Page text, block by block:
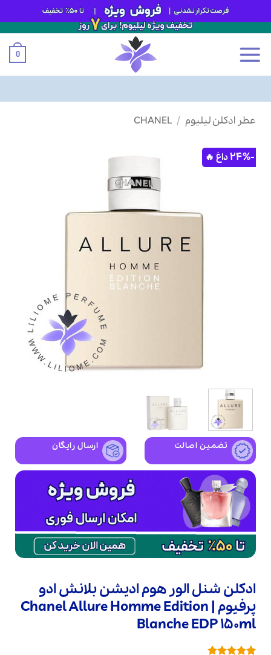
0
عطر ادکلن لیلیوم /
CHANEL
-24%
تضمین اصالت ارسال رایگان
ادکلن شنل الور هوم ادیشن بلانش ادو
پرفیوم | Chanel Allure Homme Edition
Blanche EDP 150ml